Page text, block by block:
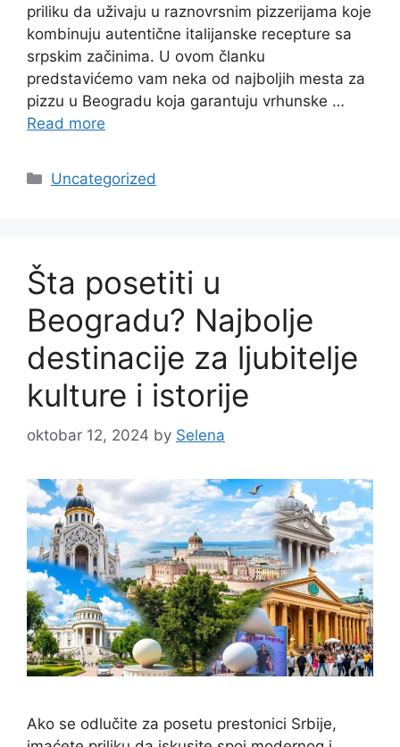
priliku da uživaju u raznovrsnim pizzerijama koje
kombinuju autentične italijanske recepture sa
srpskim začinima. U ovom članku
predstavićemo vam neka od najboljih mesta za
pizzu u Beogradu koja garantuju vrhunske …
Read more
Categories
Uncategorized
Šta posetiti u
Beogradu? Najbolje
destinacije za ljubitelje
kulture i istorije
oktobar 12, 2024 by Selena
Ako se odlučite za posetu prestonici Srbije,